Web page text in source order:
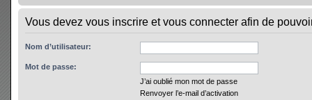
Vous devez vous inscrire et vous connecter afin de
Nom d’utilisateur:
Mot de passe:
J’ai oublié mon mot de passe
Renvoyer l’e-mail d’activation